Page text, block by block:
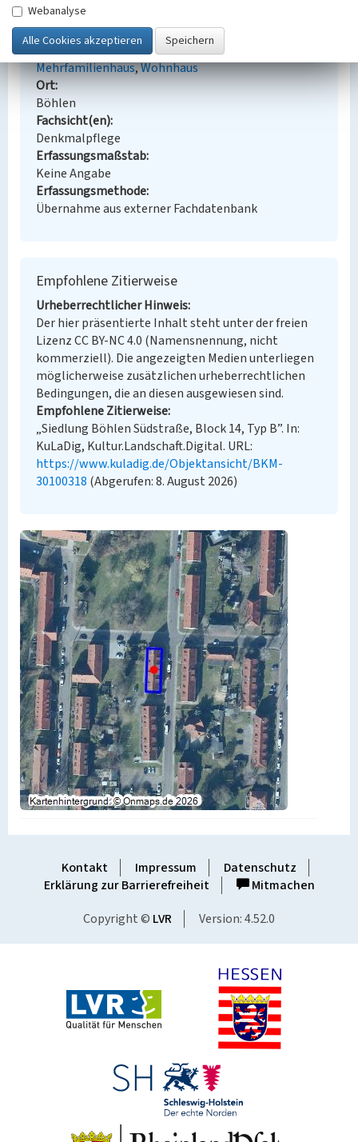
Siedlung Böhlen Südstraße, Block 14, Typ B
Schlagwörter
Mehrfamilienhaus Wohnhaus
Ort
Böhlen
Fachsicht(en)
Denkmalpflege
Erfassungsmaßstab
Keine Angabe
Erfassungsmethode
Übernahme aus externer Fachdatenbank
Empfohlene Zitierweise
Urheberrechtlicher Hinweis
Der hier präsentierte Inhalt steht unter der freien
Lizenz CC BY-NC 4.0 (Namensnennung, nicht
kommerziell). Die angezeigten Medien unterliegen
möglicherweise zusätzlichen urheberrechtlichen
Bedingungen, die an diesen ausgewiesen sind.
Empfohlene Zitierweise
„Siedlung Böhlen Südstraße, Block 14, Typ B”. In:
KuLaDig, Kultur.Landschaft.Digital. URL:
https://www.kuladig.de/Objektansicht/BKM-
30100318 (Abgerufen: 8. August 2026)
Kontakt Impressum
Datenschutz
Erklärung zur Barrierefreiheit
Mitmachen
Copyright © LVR Version: 4.52.0
Webanalyse